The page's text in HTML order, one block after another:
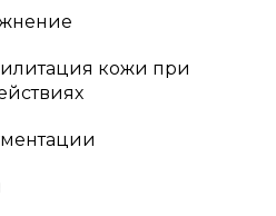
кожи при